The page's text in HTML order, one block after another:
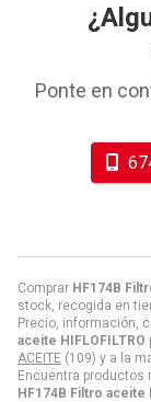
Comprar HF174B
stock, recogida en
Precio, información,
aceite HIFLOFILTRO
ACEITE (109) y a la
Encuentra
HF174B Filtro aceite
Ponte en